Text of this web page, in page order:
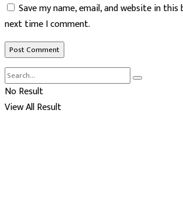
Save my name, email, and website in
next time I comment.
No Result
View All Result